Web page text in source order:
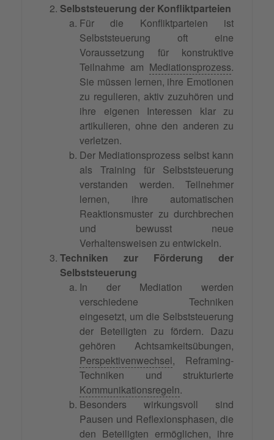
Selbststeuerung der Konfliktparteien
Für die Konfliktparteien ist
Selbststeuerung oft eine
Voraussetzung für konstruktive
Teilnahme am Mediationsprozess.
Sie müssen lernen, ihre Emotionen
zu regulieren, aktiv zuzuhören und
ihre eigenen Interessen klar zu
artikulieren, ohne den anderen zu
verletzen.
Der Mediationsprozess selbst kann
als Training für Selbststeuerung
verstanden werden. Teilnehmer
lernen, ihre automatischen
Reaktionsmuster zu durchbrechen
und bewusst neue
Verhaltensweisen zu entwickeln.
Techniken zur Förderung der
Selbststeuerung
In der Mediation werden
verschiedene Techniken
eingesetzt, um die Selbststeuerung
der Beteiligten zu fördern. Dazu
gehören Achtsamkeitsübungen,
Perspektivenwechsel, Reframing-
Techniken und strukturierte
Kommunikationsregeln.
Besonders wirkungsvoll sind
Pausen und Reflexionsphasen, die
den Beteiligten ermöglichen, ihre